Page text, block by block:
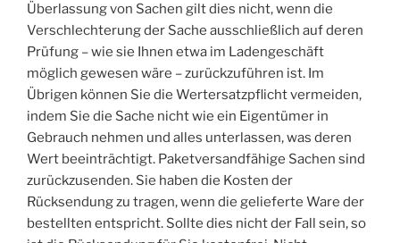
Überlassung von Sachen gilt dies nicht, wenn die
Verschlechterung der Sache ausschließlich auf deren
Prüfung – wie sie Ihnen etwa im Ladengeschäft
möglich gewesen wäre – zurückzuführen ist. Im
Übrigen können Sie die Wertersatzpflicht vermeiden,
indem Sie die Sache nicht wie ein Eigentümer in
Gebrauch nehmen und alles unterlassen, was deren
Wert beeinträchtigt. Paketversandfähige Sachen sind
zurückzusenden. Sie haben die Kosten der
Rücksendung zu tragen, wenn die gelieferte Ware der
bestellten entspricht. Sollte dies nicht der Fall sein, so